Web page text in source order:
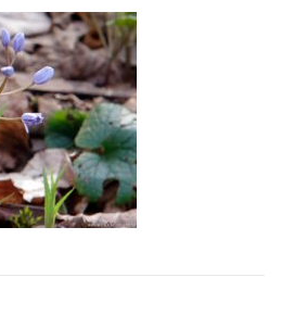
SKÁLY POČASÍ
KAM NA VÝLET?